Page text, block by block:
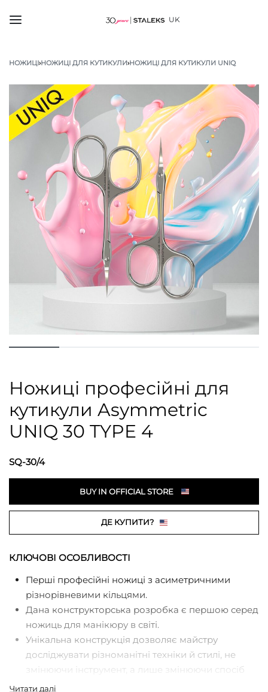
UK
НОЖИЦІ›НОЖИЦІ ДЛЯ КУТИКУЛИ›НОЖИЦІ ДЛЯ КУТИКУЛИ UNIQ
Ножиці професійні для
кутикули Asymmetric
UNIQ 30 TYPE 4
SQ-30/4
BUY IN OFFICIAL STORE
ДЕ КУПИТИ?
КЛЮЧОВІ ОСОБЛИВОСТІ
Перші професійні ножиці з асиметричними
різнорівневими кільцями.
Дана конструкторська розробка є першою серед
ножиць для манікюру в світі.
Унікальна конструкція дозволяє майстру
досліджувати різноманітні техніки й стилі, не
змінюючи інструмент, а лише змінюючи спосіб
його використання.